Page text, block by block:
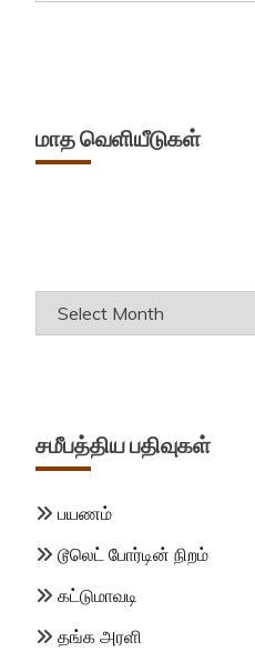
மாத வெளியீடுகள்
Archives
சமீபத்திய பதிவுகள்
பயணம்
டூலெட் போர்டின் நிறம்
கட்டுமாவடி
தங்க அரளி